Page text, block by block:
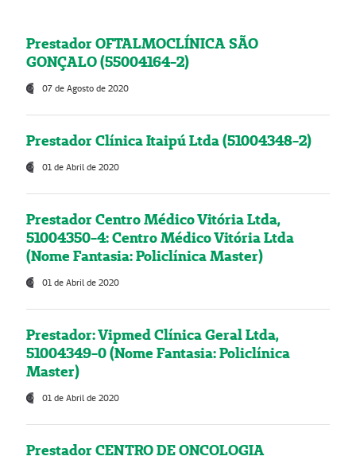
Prestador OFTALMOCLÍNICA SÃO
GONÇALO (55004164-2)
07 de Agosto de 2020
Prestador Clínica Itaipú Ltda (51004348-2)
01 de Abril de 2020
Prestador Centro Médico Vitória Ltda,
51004350-4: Centro Médico Vitória Ltda
(Nome Fantasia: Policlínica Master)
01 de Abril de 2020
Prestador: Vipmed Clínica Geral Ltda,
51004349-0 (Nome Fantasia: Policlínica
Master)
01 de Abril de 2020
Prestador CENTRO DE ONCOLOGIA